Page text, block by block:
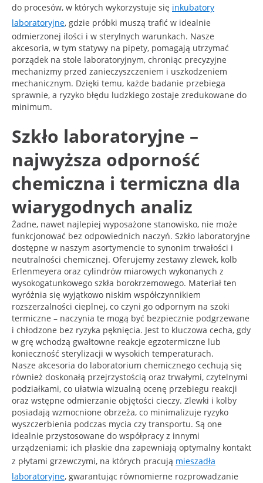
do procesów, w których wykorzystuje się inkubatory
laboratoryjne, gdzie próbki muszą trafić w idealnie
odmierzonej ilości i w sterylnych warunkach. Nasze
akcesoria, w tym statywy na pipety, pomagają utrzymać
porządek na stole laboratoryjnym, chroniąc precyzyjne
mechanizmy przed zanieczyszczeniem i uszkodzeniem
mechanicznym. Dzięki temu, każde badanie przebiega
sprawnie, a ryzyko błędu ludzkiego zostaje zredukowane do
minimum.
Szkło laboratoryjne –
najwyższa odporność
chemiczna i termiczna dla
wiarygodnych analiz
Żadne, nawet najlepiej wyposażone stanowisko, nie może
funkcjonować bez odpowiednich naczyń. Szkło laboratoryjne
dostępne w naszym asortymencie to synonim trwałości i
neutralności chemicznej. Oferujemy zestawy zlewek, kolb
Erlenmeyera oraz cylindrów miarowych wykonanych z
wysokogatunkowego szkła borokrzemowego. Materiał ten
wyróżnia się wyjątkowo niskim współczynnikiem
rozszerzalności cieplnej, co czyni go odpornym na szoki
termiczne – naczynia te mogą być bezpiecznie podgrzewane
i chłodzone bez ryzyka pęknięcia. Jest to kluczowa cecha, gdy
w grę wchodzą gwałtowne reakcje egzotermiczne lub
konieczność sterylizacji w wysokich temperaturach.
Nasze akcesoria do laboratorium chemicznego cechują się
również doskonałą przejrzystością oraz trwałymi, czytelnymi
podziałkami, co ułatwia wizualną ocenę przebiegu reakcji
oraz wstępne odmierzanie objętości cieczy. Zlewki i kolby
posiadają wzmocnione obrzeża, co minimalizuje ryzyko
wyszczerbienia podczas mycia czy transportu. Są one
idealnie przystosowane do współpracy z innymi
urządzeniami; ich płaskie dna zapewniają optymalny kontakt
z płytami grzewczymi, na których pracują mieszadła
laboratoryjne, gwarantując równomierne rozprowadzanie